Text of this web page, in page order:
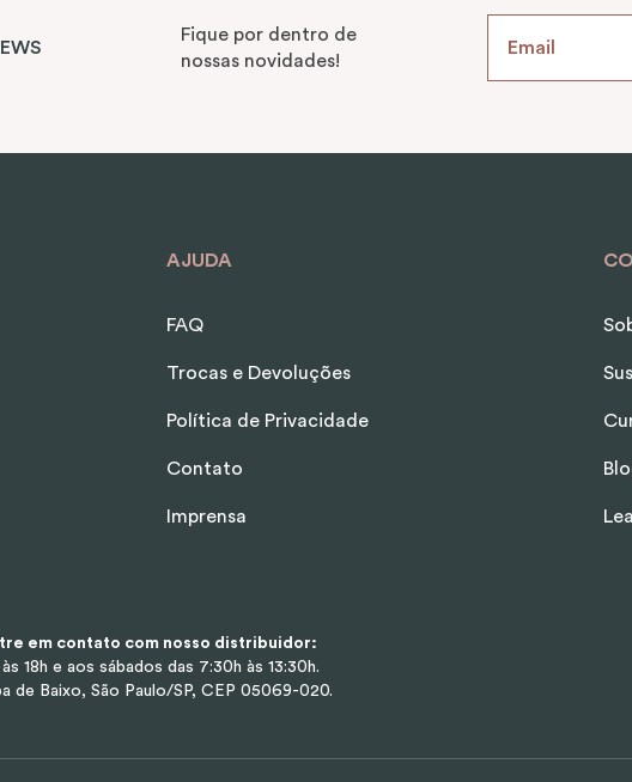
Fique por dentro de
nossas novidades!
AJUDA
FAQ
Trocas e Devoluções
Política de Privacidade
Contato
Imprensa
em contato com nosso distribuidor:
18h e aos sábados das 7:30h às 13:30h.
de Baixo, São Paulo/SP, CEP 05069-020.